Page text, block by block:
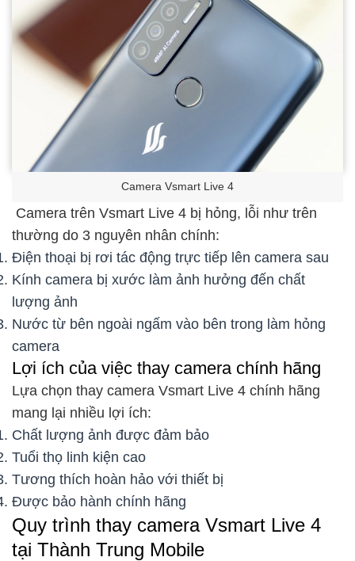
Camera Vsmart Live 4
Camera trên Vsmart Live 4 bị hỏng, lỗi như trên
thường do 3 nguyên nhân chính:
Điện thoại bị rơi tác động trực tiếp lên camera sau
Kính camera bị xước làm ảnh hưởng đến chất
lượng ảnh
Nước từ bên ngoài ngấm vào bên trong làm hỏng
camera
Lợi ích của việc thay camera chính hãng
Lựa chọn thay camera Vsmart Live 4 chính hãng
mang lại nhiều lợi ích:
Chất lượng ảnh được đảm bảo
Tuổi thọ linh kiện cao
Tương thích hoàn hảo với thiết bị
Được bảo hành chính hãng
Quy trình thay camera Vsmart Live 4
tại Thành Trung Mobile